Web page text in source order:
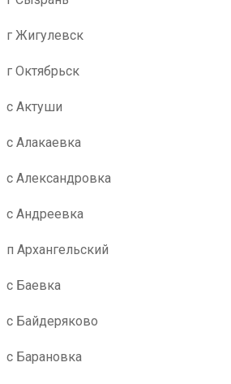
г Жигулевск
г Октябрьск
с Актуши
с Алакаевка
с Александровка
с Андреевка
п Архангельский
с Баевка
с Байдеряково
с Барановка